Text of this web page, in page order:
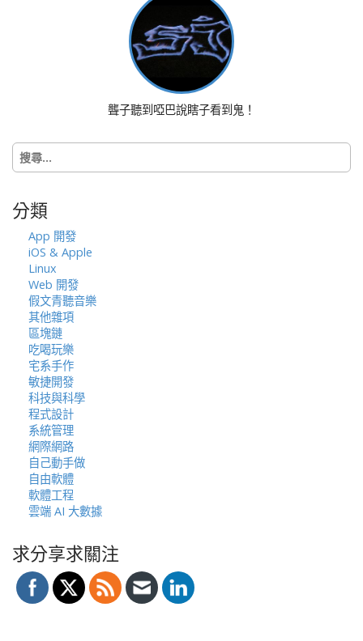
i
o
n
聾子聽到啞巴說瞎子看到鬼！
搜
尋
字:
分類
App 開發
iOS & Apple
Linux
Web 開發
假文青聽音樂
其他雜項
區塊鏈
吃喝玩樂
宅系手作
敏捷開發
科技與科學
程式設計
系統管理
網際網路
自己動手做
自由軟體
軟體工程
雲端 AI 大數據
求分享求關注